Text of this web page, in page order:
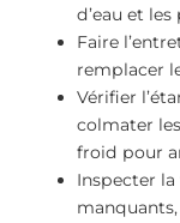
d’eau et
Faire
remplacer
Vérifier
colmater
froid pour
Inspecter